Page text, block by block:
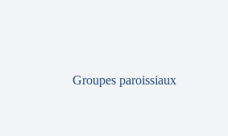
Groupes paroissiaux